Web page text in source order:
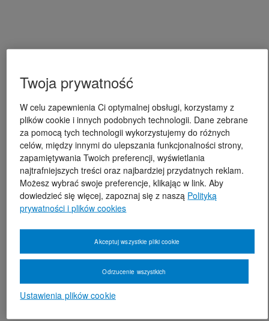
Twoja prywatność
W celu zapewnienia Ci optymalnej obsługi, korzystamy z
plików cookie i innych podobnych technologii. Dane zebrane
za pomocą tych technologii wykorzystujemy do różnych
celów, między innymi do ulepszania funkcjonalności strony,
zapamiętywania Twoich preferencji, wyświetlania
najtrafniejszych treści oraz najbardziej przydatnych reklam.
Możesz wybrać swoje preferencje, klikając w link. Aby
dowiedzieć się więcej, zapoznaj się z naszą Polityką
prywatności i plików cookies
Ustawienia plików cookie
Odrzucenie wszystkich
Akceptuj wszystkie pliki cookie